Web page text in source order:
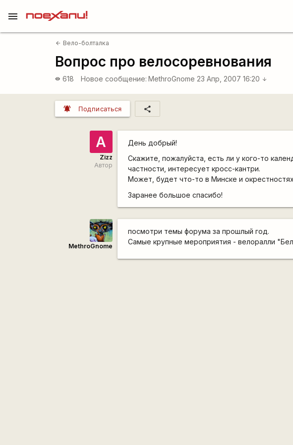
menu
arrow_back Вело-болталка
Вопрос про велосоревнования
visibility 618 Новое сообщение: MethroGnome 23 Апр, 2007 16:20 arrow_downward
notifications_active Подписаться share
А
Zizz
Автор
День добрый!
Скажите, пожалуйста, есть ли у кого-то
частности, интересует кросс-кантри.
Может, будет что-то в Минске и
Заранее большое спасибо!
MethroGnome
посмотри темы форума за прошлый год.
Самые крупные мероприятия - велоралли